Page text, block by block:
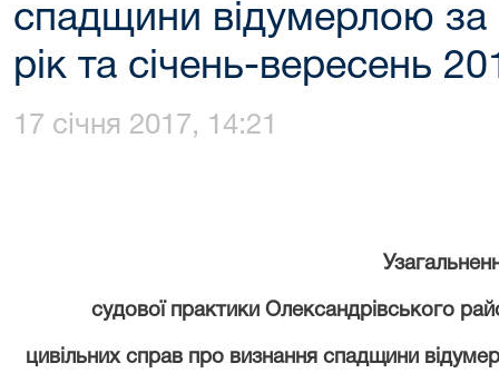
спадщини відумерлою за
рік та січень-вересень
17 січня 2017, 14:21
судової практики Олександрівського
цивільних справ про визнання спадщини